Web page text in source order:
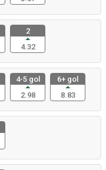
2
4.32
4-5 gol
2.98
6+ gol
8.83